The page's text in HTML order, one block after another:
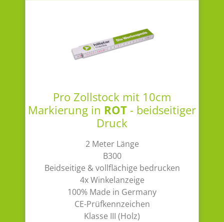
Pro Zollstock mit 10cm
Markierung in ROT- beidseitiger
Druck
2 Meter Länge
B300
Beidseitige & vollflächige bedrucken
4x Winkelanzeige
100% Made in Germany
CE-Prüfkennzeichen
Klasse III (Holz)